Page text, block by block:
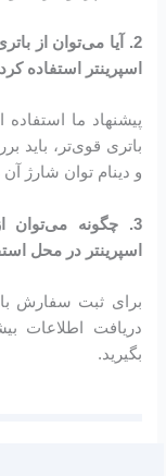
2. آیا می‌توان از
اسپرینتر استفاده
باتری قوی‌تر، باید
و دینام توان شارژ آن
3. چگونه
اسپرینتر در محل
برای ثبت سفارش
دریافت اطلاعات
بگیرید.